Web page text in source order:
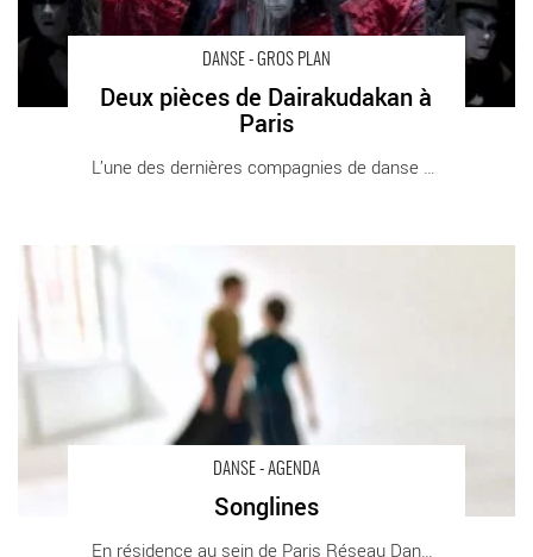
DANSE - GROS PLAN
Deux pièces de Dairakudakan à
Paris
DANSE - AGENDA
Songlines
En résidence au sein de Paris Réseau Danse [...]
Songlines - Critique sortie Danse Paris Atelier de Paris – Carolyn
Carlson